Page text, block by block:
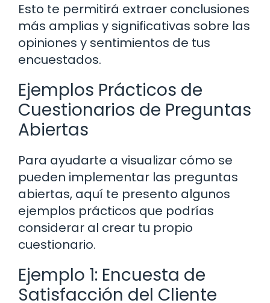
Esto te permitirá extraer conclusiones
más amplias y significativas sobre las
opiniones y sentimientos de tus
encuestados.
Ejemplos Prácticos de
Cuestionarios de Preguntas
Abiertas
Para ayudarte a visualizar cómo se
pueden implementar las preguntas
abiertas, aquí te presento algunos
ejemplos prácticos que podrías
considerar al crear tu propio
cuestionario.
Ejemplo 1: Encuesta de
Satisfacción del Cliente